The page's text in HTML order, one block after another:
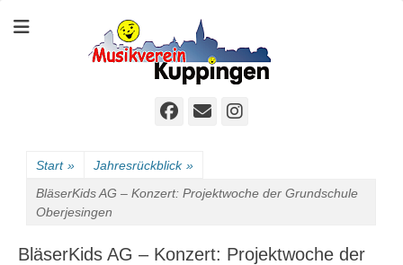
Homepage MVK
Der sympathische Musikverein
Facebook
E-
Instagram
Start » Jahresrückblick »
BläserKids AG – Konzert: Projektwoche der Grundschule
Oberjesingen
BläserKids AG – Konzert: Projektwoche der